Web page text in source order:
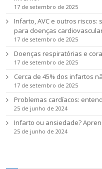
17 de setembro de 2025
Infarto, AVC e outros
para doenças
17 de setembro de 2025
Doenças respiratórias e
17 de setembro de 2025
Cerca de 45% dos infartos
17 de setembro de 2025
Problemas cardíacos:
25 de junho de 2024
Infarto ou ansiedade?
25 de junho de 2024